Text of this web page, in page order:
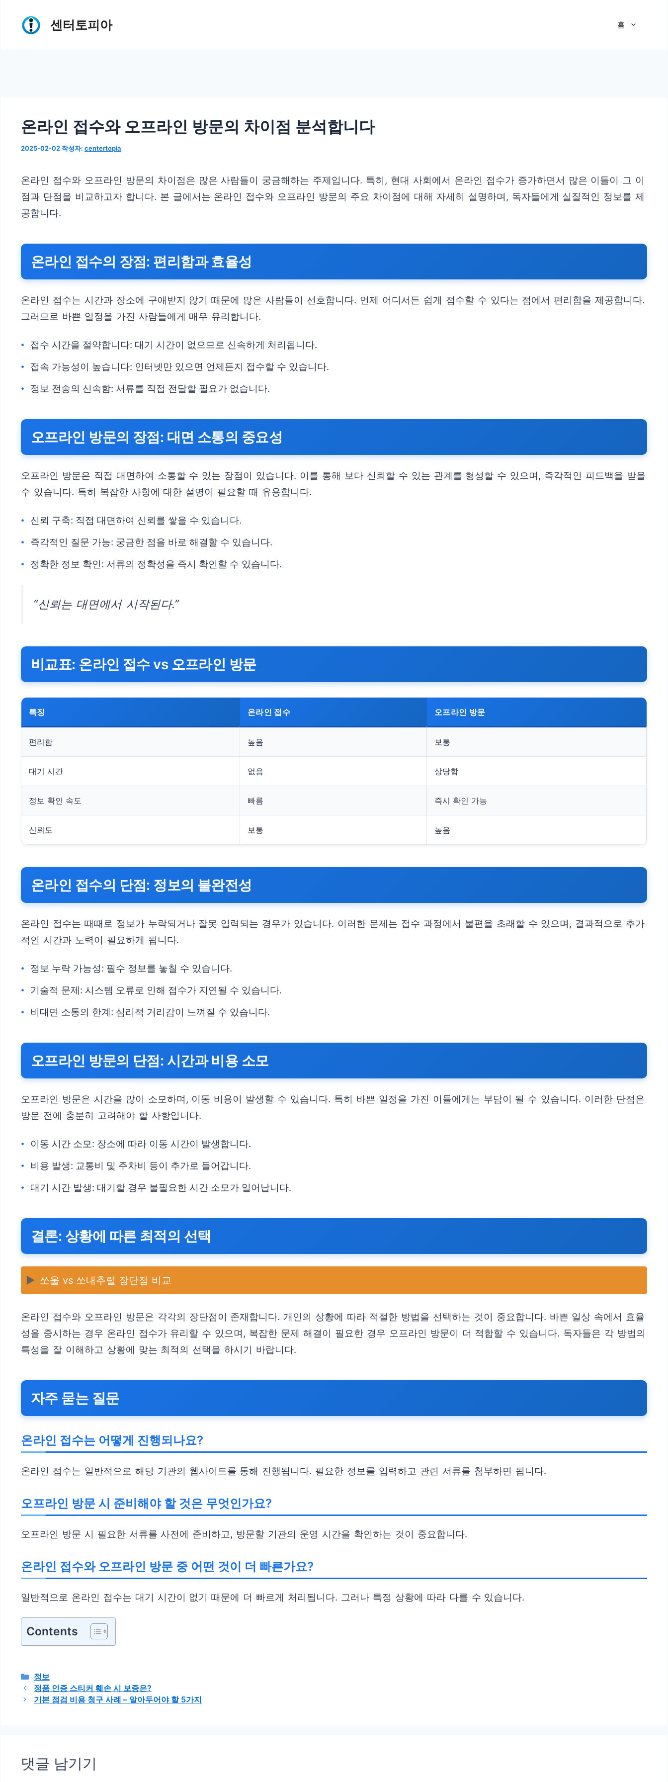
센터토피아 홈
온라인 접수와 오프라인 방문의 차이점 분석합니다
2025-02-02 작성자: centertopia
온라인 접수와 오프라인 방문의 차이점은 많은 사람들이 궁금해하는 주제입니다. 특히, 현대 사회에서 온라인 접수가 증가하면서 많은 이들이 그 이
점과 단점을 비교하고자 합니다. 본 글에서는 온라인 접수와 오프라인 방문의 주요 차이점에 대해 자세히 설명하며, 독자들에게 실질적인 정보를 제
공합니다.
온라인 접수의 장점: 편리함과 효율성
온라인 접수는 시간과 장소에 구애받지 않기 때문에 많은 사람들이 선호합니다. 언제 어디서든 쉽게 접수할 수 있다는 점에서 편리함을 제공합니다.
그러므로 바쁜 일정을 가진 사람들에게 매우 유리합니다.
접수 시간을 절약합니다: 대기 시간이 없으므로 신속하게 처리됩니다.
접속 가능성이 높습니다: 인터넷만 있으면 언제든지 접수할 수 있습니다.
정보 전송의 신속함: 서류를 직접 전달할 필요가 없습니다.
오프라인 방문의 장점: 대면 소통의 중요성
오프라인 방문은 직접 대면하여 소통할 수 있는 장점이 있습니다. 이를 통해 보다 신뢰할 수 있는 관계를 형성할 수 있으며, 즉각적인 피드백을 받을
수 있습니다. 특히 복잡한 사항에 대한 설명이 필요할 때 유용합니다.
신뢰 구축: 직접 대면하여 신뢰를 쌓을 수 있습니다.
즉각적인 질문 가능: 궁금한 점을 바로 해결할 수 있습니다.
정확한 정보 확인: 서류의 정확성을 즉시 확인할 수 있습니다.
“신뢰는 대면에서 시작된다.”
비교표: 온라인 접수 vs 오프라인 방문
특징 온라인 접수 오프라인 방문
편리함 높음 보통
대기 시간 없음 상당함
정보 확인 속도 빠름 즉시 확인 가능
신뢰도 보통 높음
온라인 접수의 단점: 정보의 불완전성
온라인 접수는 때때로 정보가 누락되거나 잘못 입력되는 경우가 있습니다. 이러한 문제는 접수 과정에서 불편을 초래할 수 있으며, 결과적으로 추가
적인 시간과 노력이 필요하게 됩니다.
정보 누락 가능성: 필수 정보를 놓칠 수 있습니다.
기술적 문제: 시스템 오류로 인해 접수가 지연될 수 있습니다.
비대면 소통의 한계: 심리적 거리감이 느껴질 수 있습니다.
오프라인 방문의 단점: 시간과 비용 소모
오프라인 방문은 시간을 많이 소모하며, 이동 비용이 발생할 수 있습니다. 특히 바쁜 일정을 가진 이들에게는 부담이 될 수 있습니다. 이러한 단점은
방문 전에 충분히 고려해야 할 사항입니다.
이동 시간 소모: 장소에 따라 이동 시간이 발생합니다.
비용 발생: 교통비 및 주차비 등이 추가로 들어갑니다.
대기 시간 발생: 대기할 경우 불필요한 시간 소모가 일어납니다.
결론: 상황에 따른 최적의 선택
▶️ 쏘울 vs 쏘내추럴 장단점 비교
온라인 접수와 오프라인 방문은 각각의 장단점이 존재합니다. 개인의 상황에 따라 적절한 방법을 선택하는 것이 중요합니다. 바쁜 일상 속에서 효율
성을 중시하는 경우 온라인 접수가 유리할 수 있으며, 복잡한 문제 해결이 필요한 경우 오프라인 방문이 더 적합할 수 있습니다. 독자들은 각 방법의
특성을 잘 이해하고 상황에 맞는 최적의 선택을 하시기 바랍니다.
자주 묻는 질문
온라인 접수는 어떻게 진행되나요?
온라인 접수는 일반적으로 해당 기관의 웹사이트를 통해 진행됩니다. 필요한 정보를 입력하고 관련 서류를 첨부하면 됩니다.
오프라인 방문 시 준비해야 할 것은 무엇인가요?
오프라인 방문 시 필요한 서류를 사전에 준비하고, 방문할 기관의 운영 시간을 확인하는 것이 중요합니다.
온라인 접수와 오프라인 방문 중 어떤 것이 더 빠른가요?
일반적으로 온라인 접수는 대기 시간이 없기 때문에 더 빠르게 처리됩니다. 그러나 특정 상황에 따라 다를 수 있습니다.
Contents
카
테
고
정보
정품 인증 스티커 훼손 시 보증은?
기본 점검 비용 청구 사례 – 알아두어야 할 5가지
댓글 남기기